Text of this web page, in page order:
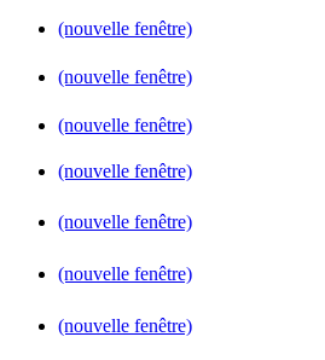
(nouvelle fenêtre)
(nouvelle fenêtre)
(nouvelle fenêtre)
(nouvelle fenêtre)
(nouvelle fenêtre)
(nouvelle fenêtre)
(nouvelle fenêtre)